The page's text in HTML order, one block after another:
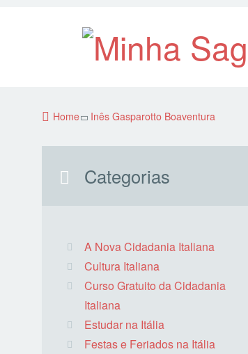
Home Inês Gasparotto Boaventura
Categorias
A Nova Cidadania Italiana
Cultura Italiana
Curso Gratuito da Cidadania
Italiana
Estudar na Itália
Festas e Feriados na Itália